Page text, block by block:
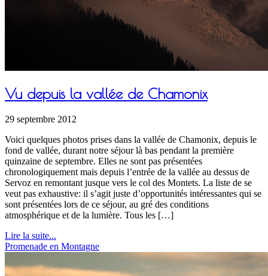
Vu depuis la vallée de Chamonix
29 septembre 2012
Voici quelques photos prises dans la vallée de Chamonix, depuis le
fond de vallée, durant notre séjour là bas pendant la première
quinzaine de septembre. Elles ne sont pas présentées
chronologiquement mais depuis l’entrée de la vallée au dessus de
Servoz en remontant jusque vers le col des Montets. La liste de se
veut pas exhaustive: il s’agit juste d’opportunités intéressantes qui se
sont présentées lors de ce séjour, au gré des conditions
atmosphérique et de la lumière. Tous les […]
Lire la suite...
Promenade en Montagne